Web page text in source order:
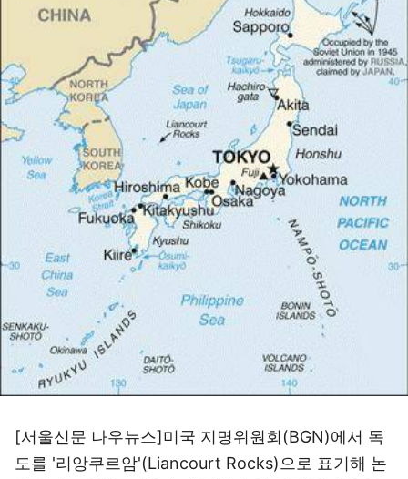
[서울신문 나우뉴스]미국 지명위원회(BGN)에서 독
도를 '리앙쿠르암'(Liancourt Rocks)으로 표기해 논